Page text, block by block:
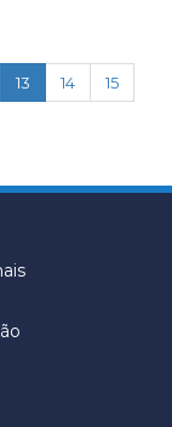
13 (current)
14
15